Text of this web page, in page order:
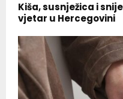
Kiša, susnježica i
vjetar u Hercegovini